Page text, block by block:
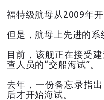
福特级航母从2009年
但是，航母上先进的系
目前，该舰正在接受
查人员的“交船海试”。
去年，一份备忘录指
后才开始海试。